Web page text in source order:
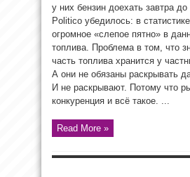
у них бензин доехать завтра
Politico убедилось: в
огромное «слепое пятно» в
топлива. Проблема в том, что
часть топлива хранится у
А они не обязаны раскрывать
И не раскрывают. Потому что
конкуренция и всё такое. ...
Read More »